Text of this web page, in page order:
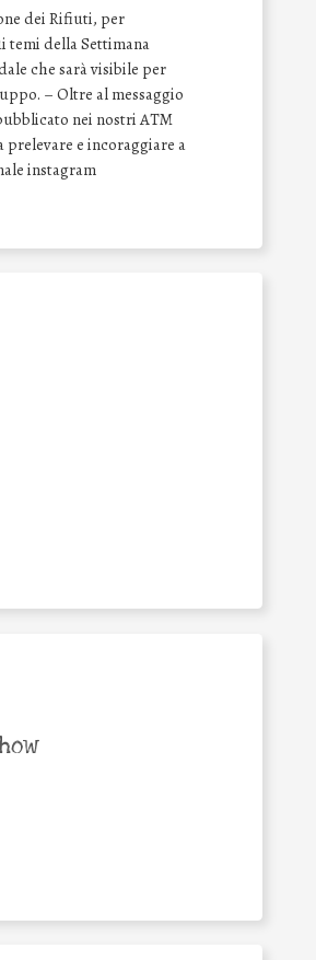
dei Rifiuti, per
della Settimana
che sarà visibile per
– Oltre al messaggio
nei nostri ATM
prelevare e incoraggiare a
instagram